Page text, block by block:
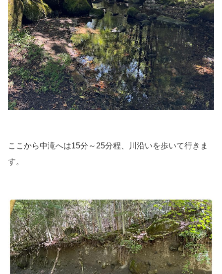
ここから中滝へは15分～25分程、川沿いを歩いて行きま
す。